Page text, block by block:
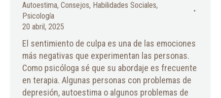
Autoestima, Consejos, Habilidades Sociales,
Psicología
20 abril, 2025
El sentimiento de culpa es una de las emociones
más negativas que experimentan las personas.
Como psicóloga sé que su abordaje es frecuente
en terapia. Algunas personas con problemas de
depresión, autoestima o algunos problemas de